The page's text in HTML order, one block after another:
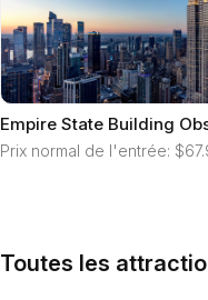
Empire State Building
Prix normal de l'entrée:
Toutes les